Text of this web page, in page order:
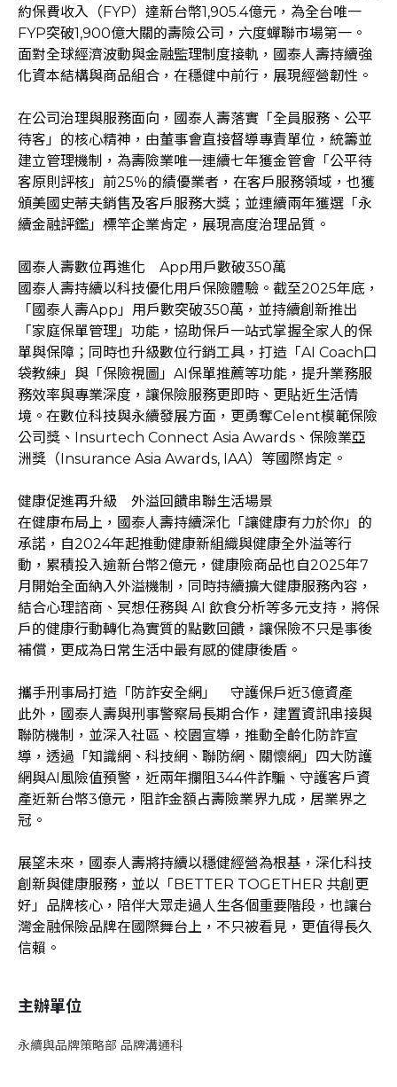
約保費收入（FYP）達新台幣1,905.4億元，為全台唯一
FYP突破1,900億大關的壽險公司，六度蟬聯市場第一。
面對全球經濟波動與金融監理制度接軌，國泰人壽持續強
化資本結構與商品組合，在穩健中前行，展現經營韌性。
在公司治理與服務面向，國泰人壽落實「全員服務、公平
待客」的核心精神，由董事會直接督導專責單位，統籌並
建立管理機制，為壽險業唯一連續七年獲金管會「公平待
客原則評核」前25％的績優業者，在客戶服務領域，也獲
頒美國史蒂夫銷售及客戶服務大獎；並連續兩年獲選「永
續金融評鑑」標竿企業肯定，展現高度治理品質。
國泰人壽數位再進化 App用戶數破350萬
國泰人壽持續以科技優化用戶保險體驗。截至2025年底，
「國泰人壽App」用戶數突破350萬，並持續創新推出
「家庭保單管理」功能，協助保戶一站式掌握全家人的保
單與保障；同時也升級數位行銷工具，打造「AI Coach口
袋教練」與「保險視圖」AI保單推薦等功能，提升業務服
務效率與專業深度，讓保險服務更即時、更貼近生活情
境。在數位科技與永續發展方面，更勇奪Celent模範保險
公司獎、Insurtech Connect Asia Awards、保險業亞
洲獎（Insurance Asia Awards, IAA）等國際肯定。
健康促進再升級 外溢回饋串聯生活場景
在健康布局上，國泰人壽持續深化「讓健康有力於你」的
承諾，自2024年起推動健康新組織與健康全外溢等行
動，累積投入逾新台幣2億元，健康險商品也自2025年7
月開始全面納入外溢機制，同時持續擴大健康服務內容，
結合心理諮商、冥想任務與 AI 飲食分析等多元支持，將保
戶的健康行動轉化為實質的點數回饋，讓保險不只是事後
補償，更成為日常生活中最有感的健康後盾。
攜手刑事局打造「防詐安全網」 守護保戶近3億資產
此外，國泰人壽與刑事警察局長期合作，建置資訊串接與
聯防機制，並深入社區、校園宣導，推動全齡化防詐宣
導，透過「知識網、科技網、聯防網、關懷網」四大防護
網與AI風險值預警，近兩年攔阻344件詐騙、守護客戶資
產近新台幣3億元，阻詐金額占壽險業界九成，居業界之
冠。
展望未來，國泰人壽將持續以穩健經營為根基，深化科技
創新與健康服務，並以「BETTER TOGETHER 共創更
好」品牌核心，陪伴大眾走過人生各個重要階段，也讓台
灣金融保險品牌在國際舞台上，不只被看見，更值得長久
信賴。
主辦單位
永續與品牌策略部 品牌溝通科